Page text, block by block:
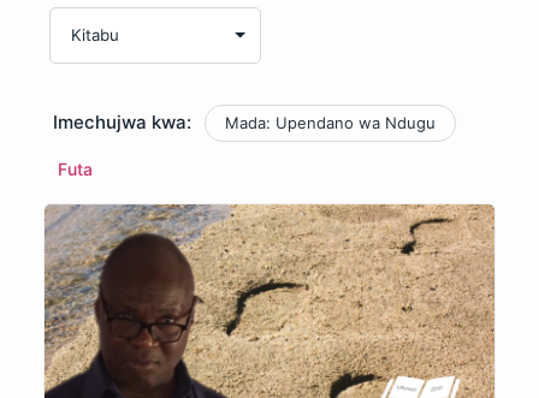
Imechujwa kwa: Mada: Upendano wa Ndugu
Futa